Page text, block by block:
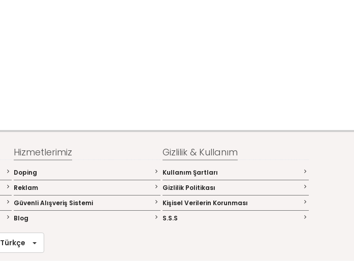
Hizmetlerimiz
Doping
Reklam
Güvenli Alışveriş Sistemi
Blog
Gizlilik & Kullanım
Kullanım Şartları
Gizlilik Politikası
Kişisel Verilerin Korunması
S.S.S
Türkçe